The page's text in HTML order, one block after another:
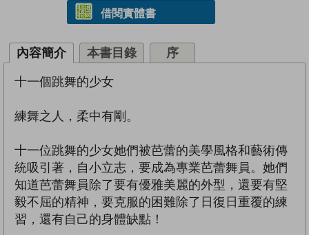
借閱實體書
內容簡介 本書目錄 序
十一個跳舞的少女
練舞之人，柔中有剛。
十一位跳舞的少女她們被芭蕾的美學風格和藝術傳
統吸引著，自小立志，要成為專業芭蕾舞員。她們
知道芭蕾舞員除了要有優雅美麗的外型，還要有堅
毅不屈的精神，要克服的困難除了日復日重覆的練
習，還有自己的身體缺點！